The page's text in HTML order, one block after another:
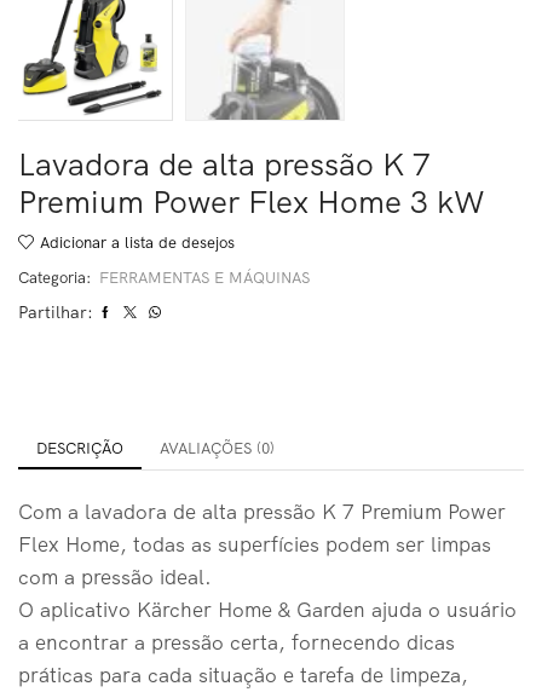
Lavadora de alta pressão K 7
Premium Power Flex Home 3 kW
Adicionar a lista de desejos
Categoria: FERRAMENTAS E MÁQUINAS
Partilhar:
DESCRIÇÃO AVALIAÇÕES (0)
Com a lavadora de alta pressão K 7 Premium Power
Flex Home, todas as superfícies podem ser limpas
com a pressão ideal.
O aplicativo Kärcher Home & Garden ajuda o usuário
a encontrar a pressão certa, fornecendo dicas
práticas para cada situação e tarefa de limpeza,